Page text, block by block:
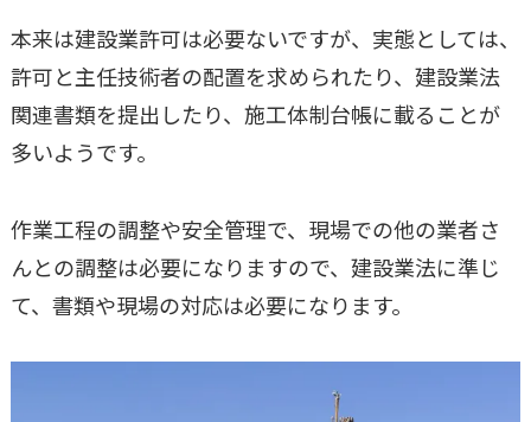
本来は建設業許可は必要ないですが、実態としては、
許可と主任技術者の配置を求められたり、建設業法
関連書類を提出したり、施工体制台帳に載ることが
多いようです。
作業工程の調整や安全管理で、現場での他の業者さ
んとの調整は必要になりますので、建設業法に準じ
て、書類や現場の対応は必要になります。